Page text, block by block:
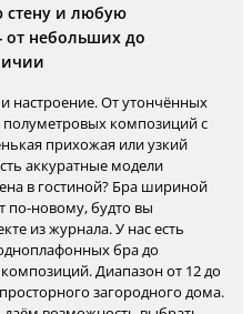
стену и любую
небольших до
настроение. От утончённых
композиций с
прихожая или узкий
аккуратные модели
в гостиной? Бра шириной
по-новому, будто вы
из журнала. У нас есть
бра до
Диапазон от 12 до
загородного дома.